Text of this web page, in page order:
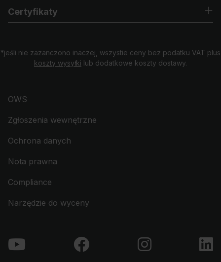
Certyfikaty
*jeśli nie zazanczono inaczej, wszystie ceny bez podatku VAT plus
koszty wysyłki lub dodatkowe koszty dostawy.
OWS
Zgłoszenia wewnętrzne
Ochrona danych
Nota prawna
Compliance
Narzędzie do wyceny